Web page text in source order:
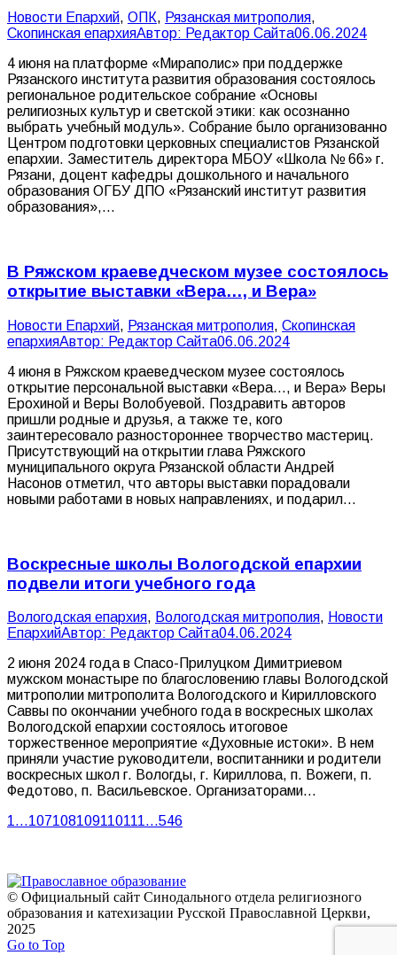
Новости Епархий, ОПК, Рязанская митрополия,
Скопинская епархияАвтор: Редактор Сайта06.06.2024
4 июня на платформе «Мираполис» при поддержке
Рязанского института развития образования состоялось
региональное родительское собрание «Основы
религиозных культур и светской этики: как осознанно
выбрать учебный модуль». Собрание было организованно
Центром подготовки церковных специалистов Рязанской
епархии. Заместитель директора МБОУ «Школа № 66» г.
Рязани, доцент кафедры дошкольного и начального
образования ОГБУ ДПО «Рязанский институт развития
образования»,…
В Ряжском краеведческом музее состоялось
открытие выставки «Вера…, и Вера»
Новости Епархий, Рязанская митрополия, Скопинская
епархияАвтор: Редактор Сайта06.06.2024
4 июня в Ряжском краеведческом музее состоялось
открытие персональной выставки «Вера…, и Вера» Веры
Ерохиной и Веры Волобуевой. Поздравить авторов
пришли родные и друзья, а также те, кого
заинтересовало разностороннее творчество мастериц.
Присутствующий на открытии глава Ряжского
муниципального округа Рязанской области Андрей
Насонов отметил, что авторы выставки порадовали
новыми работами в новых направлениях, и подарил…
Воскресные школы Вологодской епархии
подвели итоги учебного года
Вологодская епархия, Вологодская митрополия, Новости
ЕпархийАвтор: Редактор Сайта04.06.2024
2 июня 2024 года в Спасо-Прилуцком Димитриевом
мужском монастыре по благословению главы Вологодской
митрополии митрополита Вологодского и Кирилловского
Саввы по окончании учебного года в воскресных школах
Вологодской епархии состоялось итоговое
торжественное мероприятие «Духовные истоки». В нем
приняли участие руководители, воспитанники и родители
воскресных школ г. Вологды, г. Кириллова, п. Вожеги, п.
Федотово, п. Васильевское. Организаторами…
1…107108109110111…546
© Официальный сайт Синодального отдела религиозного
образования и катехизации Русской Православной Церкви,
2025
Go to Top